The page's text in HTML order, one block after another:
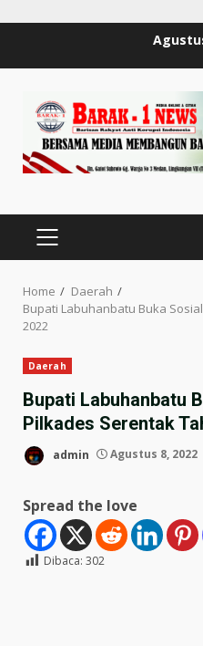
PRIMARY
MENU
Home
Daerah
Bupati Labuhanbatu Buka
2022
Daerah
Bupati Labuhanbatu
Pilkades Serentak
admin Agustus 8, 2022
Spread the love
Dibaca: 302